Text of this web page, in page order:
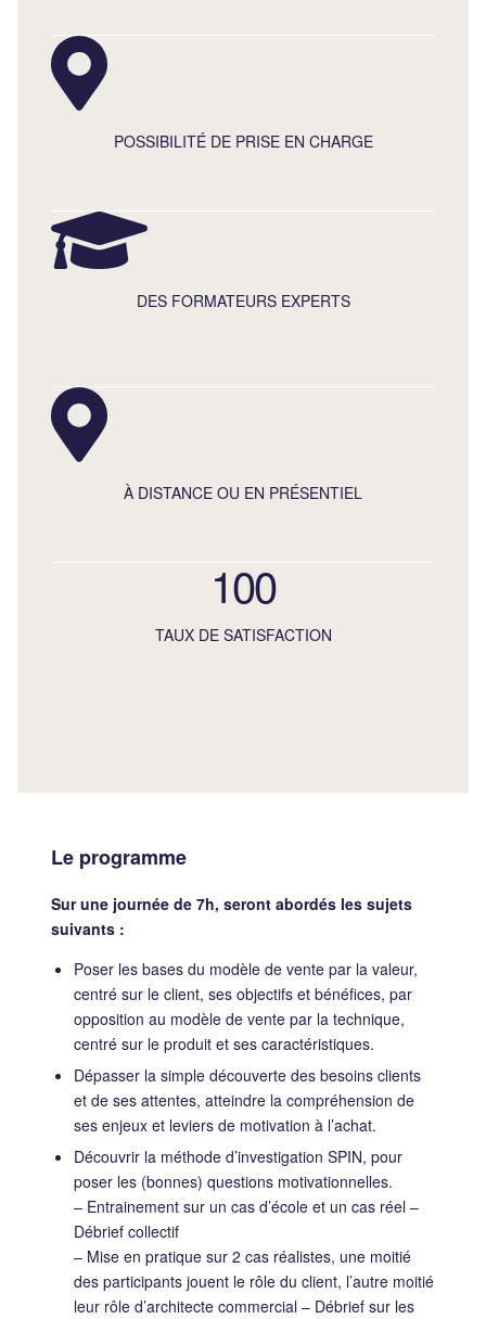
POSSIBILITÉ DE PRISE EN CHARGE
DES FORMATEURS EXPERTS
À DISTANCE OU EN PRÉSENTIEL
100
TAUX DE SATISFACTION
Le programme
Sur une journée de 7h, seront abordés les sujets
suivants :
Poser les bases du modèle de vente par la valeur,
centré sur le client, ses objectifs et bénéfices, par
opposition au modèle de vente par la technique,
centré sur le produit et ses caractéristiques.
Dépasser la simple découverte des besoins clients
et de ses attentes, atteindre la compréhension de
ses enjeux et leviers de motivation à l’achat.
Découvrir la méthode d’investigation SPIN, pour
poser les (bonnes) questions motivationnelles.
– Entrainement sur un cas d’école et un cas réel –
Débrief collectif
– Mise en pratique sur 2 cas réalistes, une moitié
des participants jouent le rôle du client, l’autre moitié
leur rôle d’architecte commercial – Débrief sur les